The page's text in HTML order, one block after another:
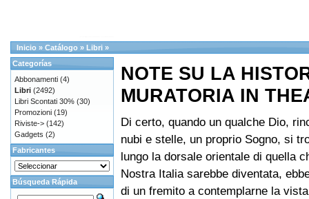
Inicio » Catálogo » Libri »
NOTE SU LA
MURATORIA IN
Di certo, quando un qualche Dio,
nubi e stelle, un proprio Sogno, si
lungo la dorsale orientale di quella
Nostra Italia sarebbe diventata,
di un fremito a contemplarne la
Categorías
Abbonamenti (4)
Libri (2492)
Libri Scontati 30% (30)
Promozioni (19)
Riviste-> (142)
Gadgets (2)
Fabricantes
Búsqueda Rápida